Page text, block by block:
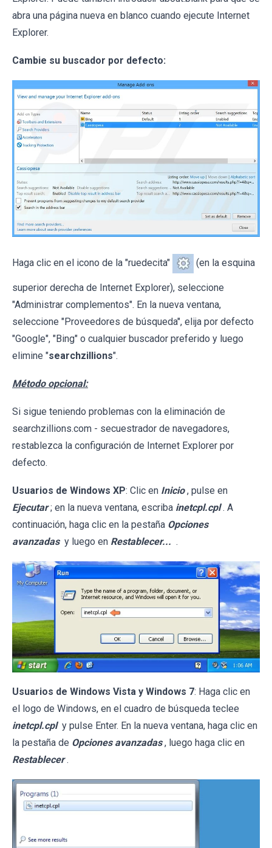
abra una página nueva en blanco cuando ejecute Internet
Explorer.
Cambie su buscador por defecto:
Haga clic en el icono de la "ruedecita" (en la esquina
superior derecha de Internet Explorer), seleccione
"Administrar complementos". En la nueva ventana,
seleccione "Proveedores de búsqueda", elija por defecto
"Google", "Bing" o cualquier buscador preferido y luego
elimine "searchzillions".
Método opcional:
Si sigue teniendo problemas con la eliminación de
searchzillions.com - secuestrador de navegadores,
restablezca la configuración de Internet Explorer por
defecto.
Usuarios de Windows XP: Clic en Inicio , pulse en
Ejecutar ; en la nueva ventana, escriba inetcpl.cpl . A
continuación, haga clic en la pestaña Opciones
avanzadas y luego en Restablecer... .
Usuarios de Windows Vista y Windows 7: Haga clic en
el logo de Windows, en el cuadro de búsqueda teclee
inetcpl.cpl y pulse Enter. En la nueva ventana, haga clic en
la pestaña de Opciones avanzadas , luego haga clic en
Restablecer .